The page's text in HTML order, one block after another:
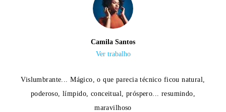
Vislumbrante... Mágico, o que parecia técnico ficou natural,
poderoso, límpido, conceitual, próspero... resumindo,
maravilhoso
Camila Santos
Ver trabalho